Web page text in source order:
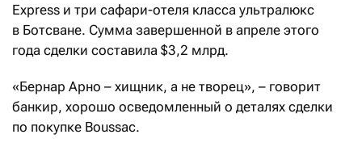
Express и три сафари-отеля класса ультралюкс
в Ботсване. Сумма завершенной в апреле этого
года сделки составила $3,2 млрд.
«Бернар Арно – хищник, а не творец», – говорит
банкир, хорошо осведомленный о деталях сделки
по покупке Boussac.